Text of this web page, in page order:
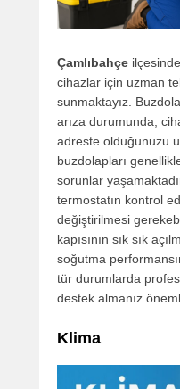
Çamlıbahçe ilçesinde
cihazlar için uzman
sunmaktayız.
arıza durumunda,
adreste olduğunuzu
buzdolapları
sorunlar
termostatın kontrol
değiştirilmesi
kapısının sık sık
soğutma
tür durumlarda
destek almanız
Klima